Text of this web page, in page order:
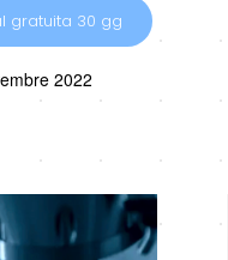
gratuita 30 gg
2022